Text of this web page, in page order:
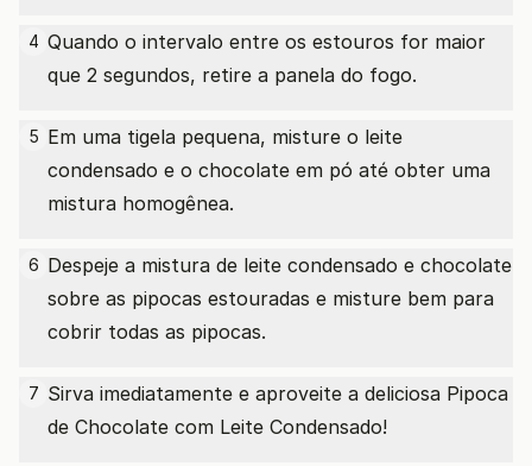
4 Quando o intervalo entre os estouros for maior
que 2 segundos, retire a panela do fogo.
5 Em uma tigela pequena, misture o leite
condensado e o chocolate em pó até obter uma
mistura homogênea.
6 Despeje a mistura de leite condensado e chocolate
sobre as pipocas estouradas e misture bem para
cobrir todas as pipocas.
7 Sirva imediatamente e aproveite a deliciosa Pipoca
de Chocolate com Leite Condensado!